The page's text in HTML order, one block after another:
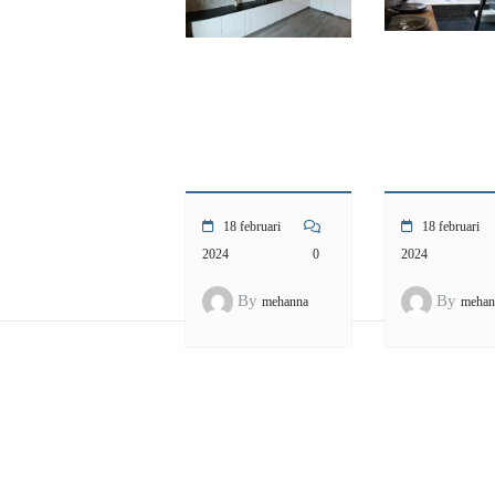
18 februari
2024
0
By mehanna
18 februari
2024
By